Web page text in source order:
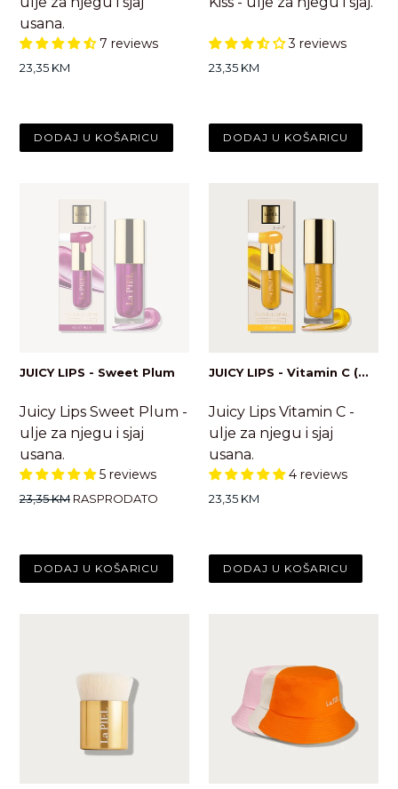
usana.
7 reviews
Standardna
23,35 KM
3 reviews
Standardna
23,35 KM
JUICY LIPS - Sweet Plum
Juicy Lips Sweet Plum -
ulje za njegu i sjaj
usana.
5 reviews
Standardna
23,35 KM RASPRODATO
JUICY LIPS - Vitamin C (...
Juicy Lips Vitamin C -
ulje za njegu i sjaj
usana.
4 reviews
Standardna
23,35 KM